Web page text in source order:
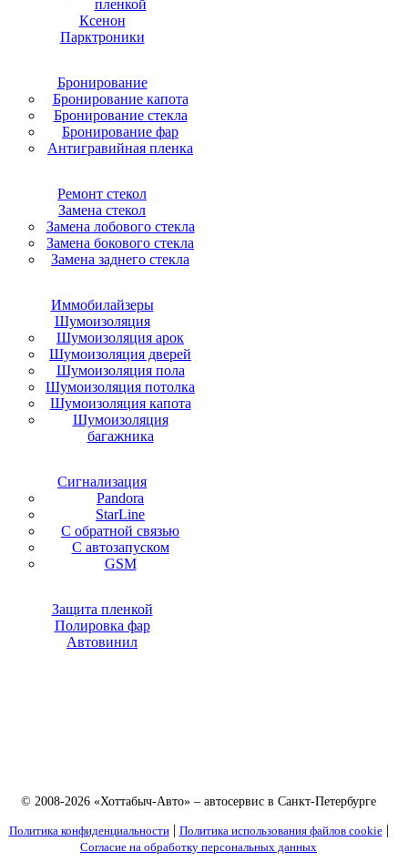
пленкой
Ксенон
Парктроники
Бронирование
Бронирование капота
Бронирование стекла
Бронирование фар
Антигравийная пленка
Ремонт стекол
Замена стекол
Замена лобового стекла
Замена бокового стекла
Замена заднего стекла
Иммобилайзеры
Шумоизоляция
Шумоизоляция арок
Шумоизоляция дверей
Шумоизоляция пола
Шумоизоляция потолка
Шумоизоляция капота
Шумоизоляция
багажника
Сигнализация
Pandora
StarLine
С обратной связью
С автозапуском
GSM
Защита пленкой
Полировка фар
Автовинил
© 2008-2026 «Хоттабыч-Авто» – автосервис в Санкт-Петербурге
Политика конфиденциальности| Политика использования файлов cookie|
Согласие на обработку персональных данных